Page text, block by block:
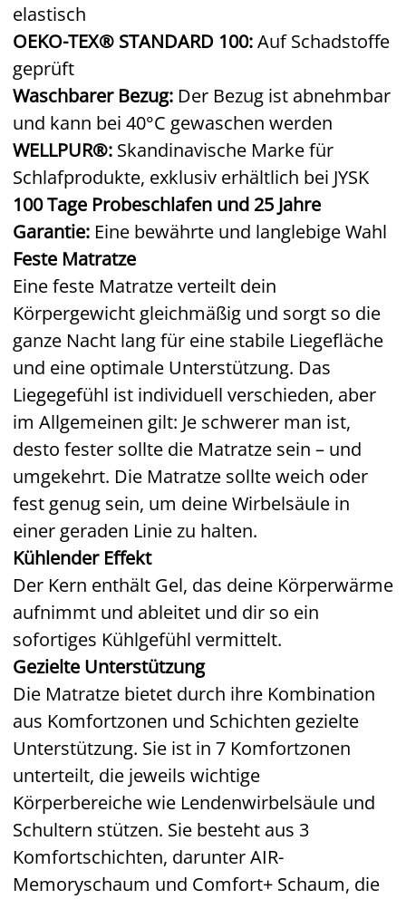
elastisch
OEKO-TEX® STANDARD 100:Auf Schadstoffe
geprüft
Waschbarer Bezug: Der Bezug ist abnehmbar
und kann bei 40°C gewaschen werden
WELLPUR®: Skandinavische Marke für
Schlafprodukte, exklusiv erhältlich bei JYSK
100 Tage Probeschlafen und 25 Jahre
Garantie: Eine bewährte und langlebige Wahl
Feste Matratze
Eine feste Matratze verteilt dein
Körpergewicht gleichmäßig und sorgt so die
ganze Nacht lang für eine stabile Liegefläche
und eine optimale Unterstützung. Das
Liegegefühl ist individuell verschieden, aber
im Allgemeinen gilt: Je schwerer man ist,
desto fester sollte die Matratze sein – und
umgekehrt. Die Matratze sollte weich oder
fest genug sein, um deine Wirbelsäule in
einer geraden Linie zu halten.
Kühlender Effekt
Der Kern enthält Gel, das deine Körperwärme
aufnimmt und ableitet und dir so ein
sofortiges Kühlgefühl vermittelt.
Gezielte Unterstützung
Die Matratze bietet durch ihre Kombination
aus Komfortzonen und Schichten gezielte
Unterstützung. Sie ist in 7 Komfortzonen
unterteilt, die jeweils wichtige
Körperbereiche wie Lendenwirbelsäule und
Schultern stützen. Sie besteht aus 3
Komfortschichten, darunter AIR-
Memoryschaum und Comfort+ Schaum, die